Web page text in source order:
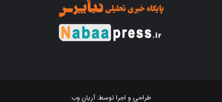
طراحی و اجرا توسط:آریان وب